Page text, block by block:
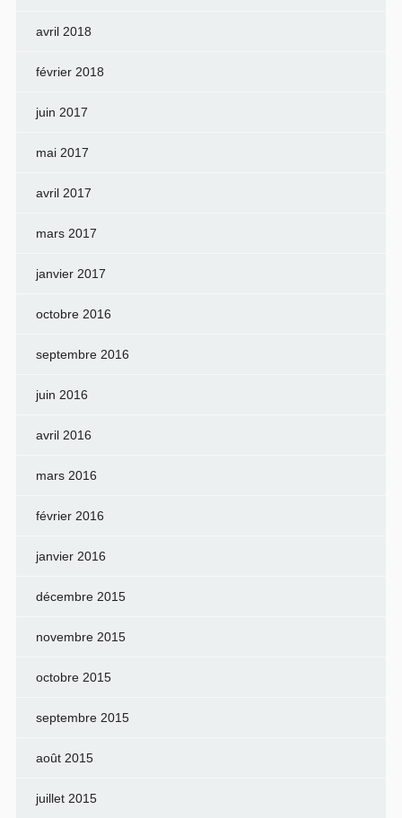
avril 2018
février 2018
juin 2017
mai 2017
avril 2017
mars 2017
janvier 2017
octobre 2016
septembre 2016
juin 2016
avril 2016
mars 2016
février 2016
janvier 2016
décembre 2015
novembre 2015
octobre 2015
septembre 2015
août 2015
juillet 2015